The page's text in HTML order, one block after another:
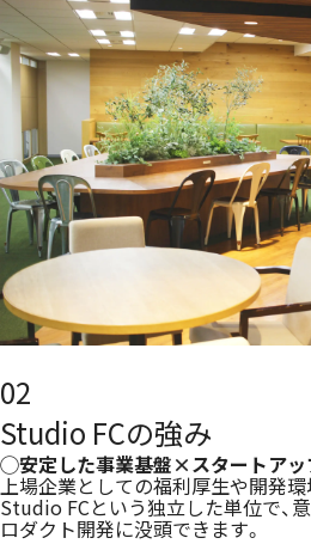
02
Studio FCの強み
◯安定した事業基盤×スタートアッ
上場企業としての福利厚生や開発環
Studio FCという独立した単位で、
ロダクト開発に没頭できます。